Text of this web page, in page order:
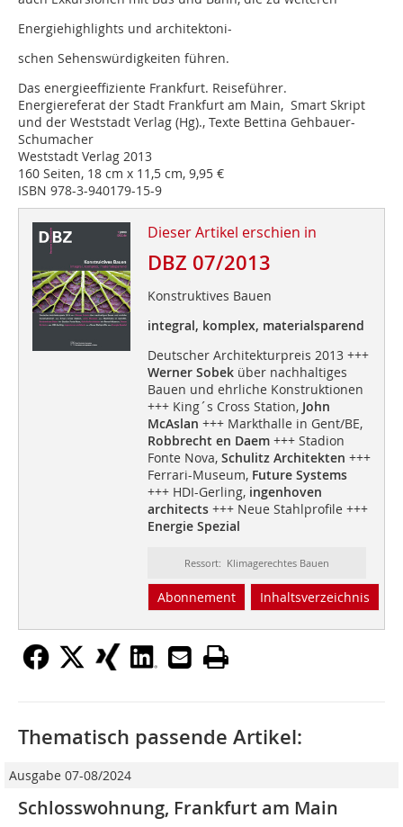
Energiehighlights und architektoni-
schen Sehenswürdigkeiten führen.
Das energieeffiziente Frankfurt. Reiseführer.
Energiereferat der Stadt Frankfurt am Main, Smart Skript
und der Weststadt Verlag (Hg)., Texte Bettina Gehbauer-
Schumacher
Weststadt Verlag 2013
160 Seiten, 18 cm x 11,5 cm, 9,95 €
ISBN 978-3-940179-15-9
Dieser Artikel erschien in
DBZ 07/2013
Konstruktives Bauen
integral, komplex, materialsparend
Deutscher Architekturpreis 2013 +++
Werner Sobeküber nachhaltiges
Bauen und ehrliche Konstruktionen
+++ King´s Cross Station, John
McAslan +++ Markthalle in Gent/BE,
Robbrecht en Daem+++ Stadion
Fonte Nova,Schulitz Architekten +++
Ferrari-Museum, Future Systems
+++ HDI-Gerling, ingenhoven
architects+++ Neue Stahlprofile +++
Energie Spezial
Ressort: Klimagerechtes Bauen
Abonnement Inhaltsverzeichnis
Thematisch passende Artikel:
Ausgabe 07-08/2024
Schlosswohnung, Frankfurt am Main